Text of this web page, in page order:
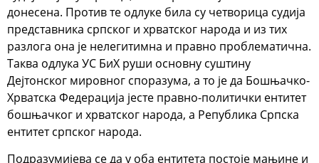
донесена. Против те одлуке била су четворица судија
представника српског и хрватског народа и из тих
разлога она је нелегитимна и правно проблематична.
Таква одлука УС БиХ руши основну суштину
Дејтонског мировног споразума, а то је да Бошњачко-
Хрватска Федерација јесте правно-политички ентитет
бошњачког и хрватског народа, а Република Српска
ентитет српског народа.
Подразумијева се да у оба ентитета постоје мањине и